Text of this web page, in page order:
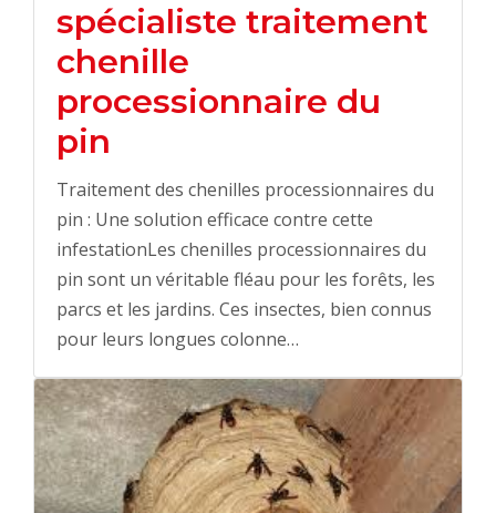
spécialiste traitement
chenille
processionnaire du
pin
Traitement des chenilles processionnaires du
pin : Une solution efficace contre cette
infestationLes chenilles processionnaires du
pin sont un véritable fléau pour les forêts, les
parcs et les jardins. Ces insectes, bien connus
pour leurs longues colonne…